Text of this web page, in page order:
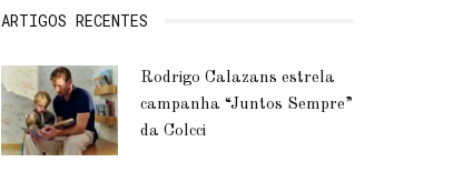
ARTIGOS RECENTES
Rodrigo Calazans estrela
campanha “Juntos Sempre”
da Colcci